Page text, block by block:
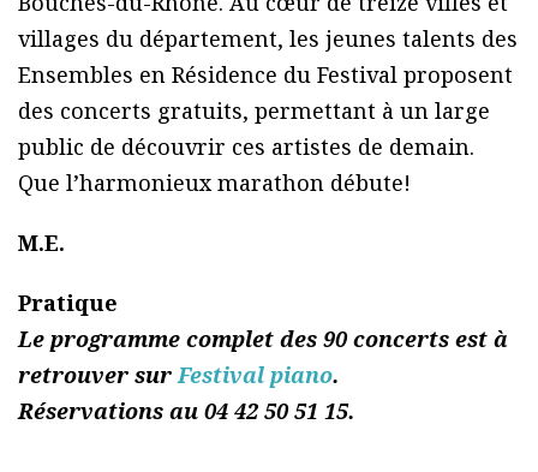
villages du département, les jeunes talents des
Ensembles en Résidence du Festival proposent
des concerts gratuits, permettant à un large
public de découvrir ces artistes de demain.
Que l’harmonieux marathon débute!
M.E.
Pratique
Le programme complet des 90 concerts est à
retrouver surFestival piano.
Réservations au 04 42 50 51 15.